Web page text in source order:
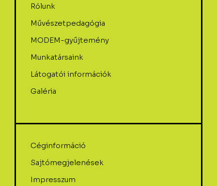
Rólunk
Művészetpedagógia
MODEM-gyűjtemény
Munkatársaink
Látogatói információk
Galéria
Céginformáció
Sajtómegjelenések
Impresszum